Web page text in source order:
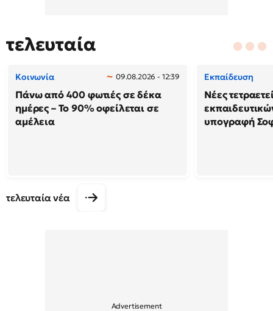
τελευταία
Κοινωνία 09.08.2026 - 12:39
Πάνω από 400 φωτιές σε δέκα
ημέρες – Το 90% οφείλεται σε
αμέλεια
Εκπαίδευση
Νέες
υπογραφή
τελευταία νέα